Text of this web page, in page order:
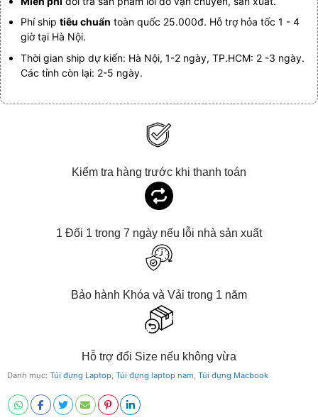
Phí ship tiêu chuẩn toàn quốc 25.000đ. Hỗ trợ hỏa tốc 1 - 4
giờ tại Hà Nội.
Thời gian ship dự kiến: Hà Nội, 1-2 ngày, TP.HCM: 2 -3 ngày.
Các tỉnh còn lại: 2-5 ngày.
Kiểm tra hàng trước khi thanh toán
1 Đổi 1 trong 7 ngày nếu lỗi nhà sản xuất
Bảo hành Khóa và Vải trong 1 năm
Hỗ trợ đổi Size nếu không vừa
Danh mục: Túi đựng Laptop, Túi đựng laptop nam, Túi đựng Macbook